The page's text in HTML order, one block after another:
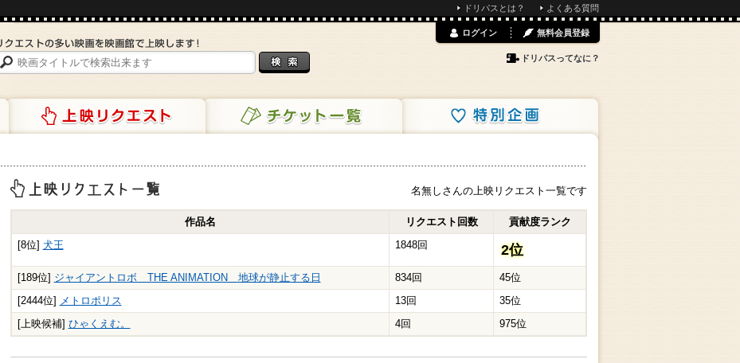
ドリパスとは？ よくある質問
上映リクエスト チケット一覧 特別企画
ログイン 無料会員登録
ドリパスってなに？
上映リクエスト一覧
名無しさんの上映リクエスト一覧です
作品名 リクエスト回数
貢献度ランク
[8位] 犬王 1848回 2位
[189位] ジャイアントロボ THE ANIMATION 地球が静止する日 834回
45位
[2444位] メトロポリス 13回
35位
[上映候補] ひゃくえむ。 4回 975位